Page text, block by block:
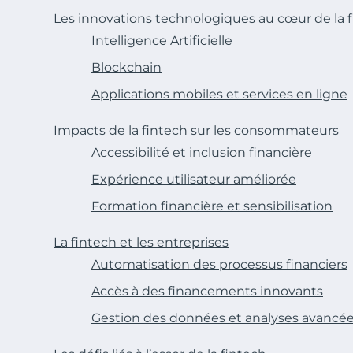
Les innovations technologiques au cœur de la
Intelligence Artificielle
Blockchain
Applications mobiles et services en ligne
Impacts de la fintech sur les consommateurs
Accessibilité et inclusion financière
Expérience utilisateur améliorée
Formation financière et sensibilisation
La fintech et les entreprises
Automatisation des processus financiers
Accès à des financements innovants
Gestion des données et analyses